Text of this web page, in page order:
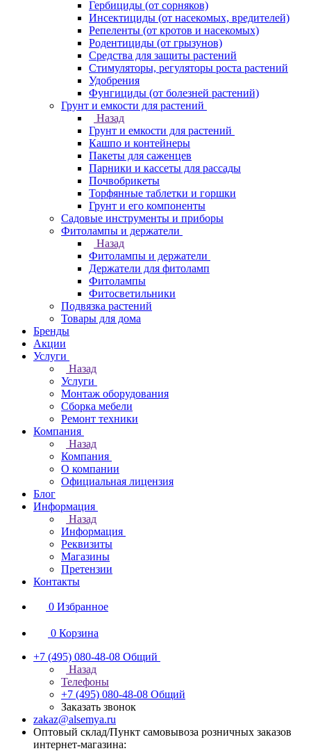
Гербициды (от сорняков)
Инсектициды (от насекомых, вредителей)
Репеленты (от кротов и насекомых)
Родентициды (от грызунов)
Средства для защиты растений
Стимуляторы, регуляторы роста растений
Удобрения
Фунгициды (от болезней растений)
Грунт и емкости для растений
Назад
Грунт и емкости для растений
Кашпо и контейнеры
Пакеты для саженцев
Парники и кассеты для рассады
Почвобрикеты
Торфянные таблетки и горшки
Грунт и его компоненты
Садовые инструменты и приборы
Фитолампы и держатели
Назад
Фитолампы и держатели
Держатели для фитоламп
Фитолампы
Фитосветильники
Подвязка растений
Товары для дома
Бренды
Акции
Услуги
Назад
Услуги
Монтаж оборудования
Сборка мебели
Ремонт техники
Компания
Назад
Компания
О компании
Официальная лицензия
Блог
Информация
Назад
Информация
Реквизиты
Магазины
Претензии
Контакты
0 Избранное
0 Корзина
+7 (495) 080-48-08 Общий
Назад
Телефоны
+7 (495) 080-48-08 Общий
Заказать звонок
zakaz@alsemya.ru
Оптовый склад/Пункт самовывоза розничных заказов
интернет-магазина: